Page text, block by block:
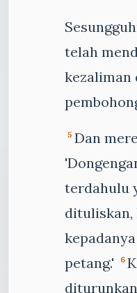
telah
kezaliman
5 Dan
terdahulu
dituliskan,
petang.'
6